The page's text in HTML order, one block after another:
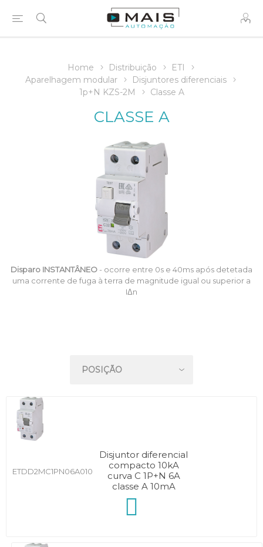
Home Distribuição
ETI
Aparelhagem modular
Disjuntores diferenciais
1p+N KZS-2M
Classe A
CLASSE A
Disparo INSTANTÂNEO - ocorre entre 0s e 40ms após detetada
uma corrente de fuga à terra de magnitude igual ou superior a
IΔn
ETDD2MC1PN06A010
Disjuntor diferencial
compacto 10kA
curva C 1P+N 6A
classe A 10mA